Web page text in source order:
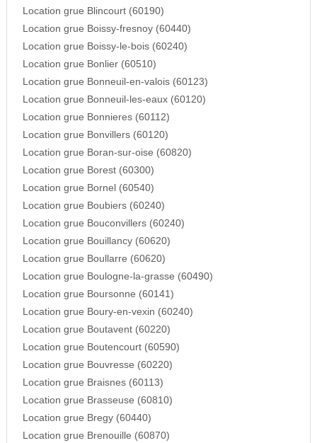
Location grue Blincourt (60190)
Location grue Boissy-fresnoy (60440)
Location grue Boissy-le-bois (60240)
Location grue Bonlier (60510)
Location grue Bonneuil-en-valois (60123)
Location grue Bonneuil-les-eaux (60120)
Location grue Bonnieres (60112)
Location grue Bonvillers (60120)
Location grue Boran-sur-oise (60820)
Location grue Borest (60300)
Location grue Bornel (60540)
Location grue Boubiers (60240)
Location grue Bouconvillers (60240)
Location grue Bouillancy (60620)
Location grue Boullarre (60620)
Location grue Boulogne-la-grasse (60490)
Location grue Boursonne (60141)
Location grue Boury-en-vexin (60240)
Location grue Boutavent (60220)
Location grue Boutencourt (60590)
Location grue Bouvresse (60220)
Location grue Braisnes (60113)
Location grue Brasseuse (60810)
Location grue Bregy (60440)
Location grue Brenouille (60870)